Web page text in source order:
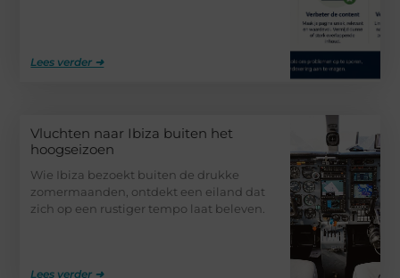
Lees verder ➜
Vluchten naar Ibiza buiten het
hoogseizoen
Wie Ibiza bezoekt buiten de drukke
zomermaanden, ontdekt een eiland dat
zich op een rustiger tempo laat beleven.
Lees verder ➜